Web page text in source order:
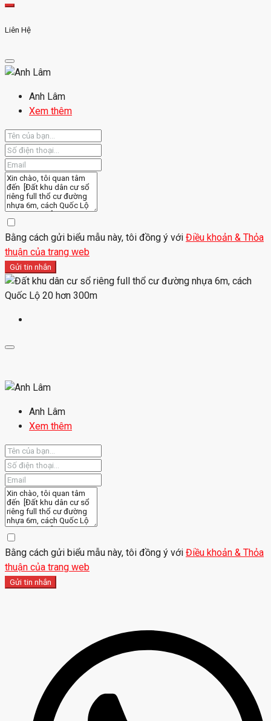
Liên Hệ
Anh Lâm
Xem thêm
Bằng cách gửi biểu mẫu này, tôi đồng ý với Điều khoản & Thỏa
thuận của trang web
Gửi tin nhắn
Anh Lâm
Xem thêm
Bằng cách gửi biểu mẫu này, tôi đồng ý với Điều khoản & Thỏa
thuận của trang web
Gửi tin nhắn